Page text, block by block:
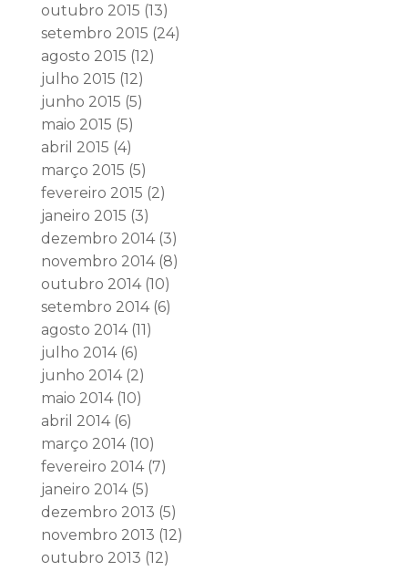
outubro 2015 (13)
setembro 2015 (24)
agosto 2015 (12)
julho 2015 (12)
junho 2015 (5)
maio 2015 (5)
abril 2015 (4)
março 2015 (5)
fevereiro 2015 (2)
janeiro 2015 (3)
dezembro 2014(3)
novembro 2014(8)
outubro 2014(10)
setembro 2014(6)
agosto 2014(11)
julho 2014(6)
junho 2014(2)
maio 2014(10)
abril 2014(6)
março 2014(10)
fevereiro 2014(7)
janeiro 2014(5)
dezembro 2013 (5)
novembro 2013 (12)
outubro 2013 (12)